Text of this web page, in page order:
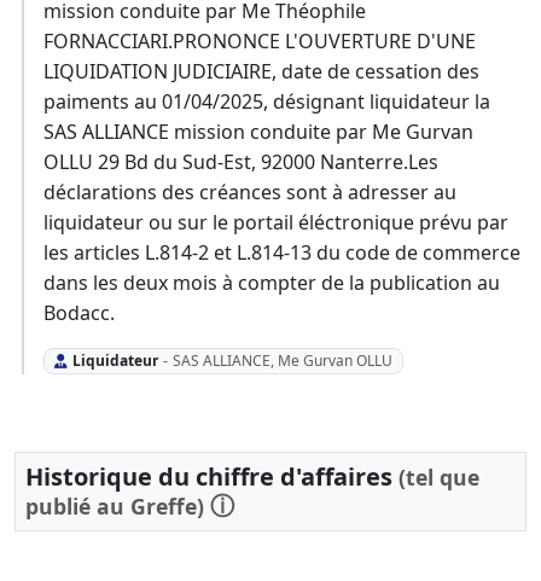
mission conduite par Me Théophile
FORNACCIARI.PRONONCE L'OUVERTURE D'UNE
LIQUIDATION JUDICIAIRE, date de cessation des
paiments au 01/04/2025, désignant liquidateur la
SAS ALLIANCE mission conduite par Me Gurvan
OLLU 29 Bd du Sud-Est, 92000 Nanterre.Les
déclarations des créances sont à adresser au
liquidateur ou sur le portail éléctronique prévu par
les articles L.814-2 et L.814-13 du code de commerce
dans les deux mois à compter de la publication au
Bodacc.
Liquidateur - SAS ALLIANCE, Me Gurvan OLLU
Historique du chiffre d'affaires (tel que
publié au Greffe) ⓘ